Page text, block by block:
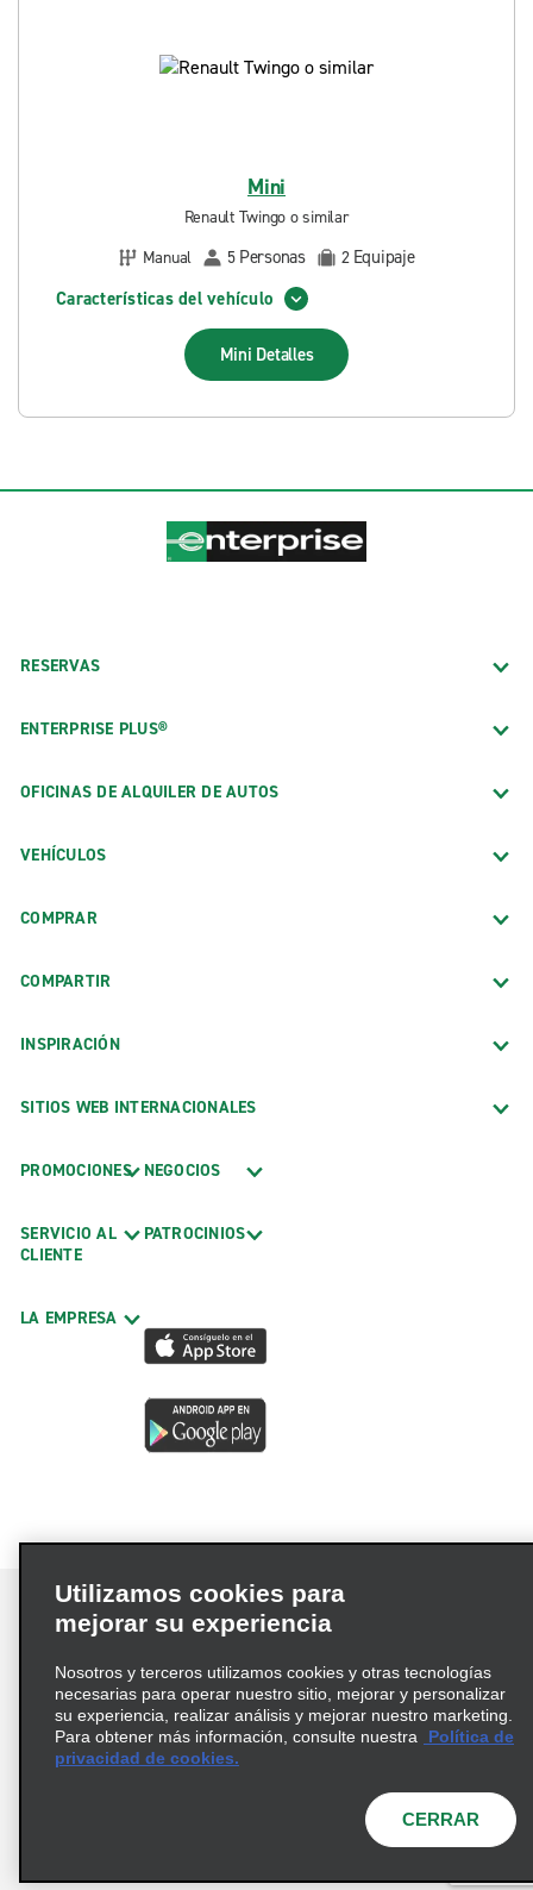
Mini
Renault Twingo o similar
Manual
5 Personas 2 Equipaje
Características del vehículo
Mini Detalles
RESERVAS
ENTERPRISE PLUS®
OFICINAS DE ALQUILER DE AUTOS
VEHÍCULOS
COMPRAR
COMPARTIR
INSPIRACIÓN
SITIOS WEB INTERNACIONALES
PROMOCIONES
SERVICIO AL
CLIENTE
LA EMPRESA
NEGOCIOS
PATROCINIOS
Términos de uso
Política de privacidad
Política de cookies
Información de Salud del Consumidor
© 2026 Enterprise Holdings, Inc. Todos los derechos
Utilizamos cookies para
mejorar su experiencia
Nosotros y terceros utilizamos cookies y otras tecnologías
necesarias para operar nuestro sitio, mejorar y personalizar
su experiencia, realizar análisis y mejorar nuestro marketing.
Para obtener más información, consulte nuestra
Política de
privacidad de cookies.
CERRAR